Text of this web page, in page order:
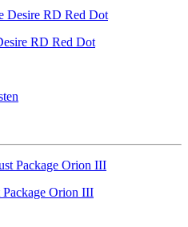
RD Red Dot
Orion III